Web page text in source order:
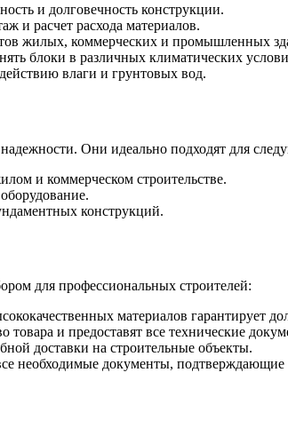
и долговечность конструкции.
и расчет расхода материалов.
жилых, коммерческих и промышленных
блоки в различных климатических
влаги и грунтовых вод.
Они идеально подходят для
и коммерческом строительстве.
конструкций.
для профессиональных строителей:
материалов гарантирует
и предоставят все технические
доставки на строительные объекты.
необходимые документы, подтверждающие